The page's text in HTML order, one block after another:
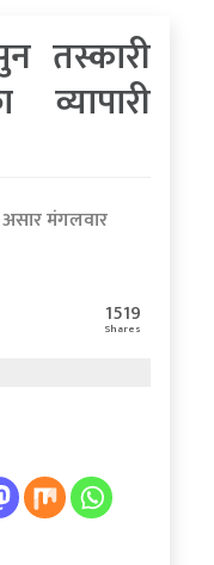
तस्कारी
व्यापारी
मंगलवार
1519
Shares